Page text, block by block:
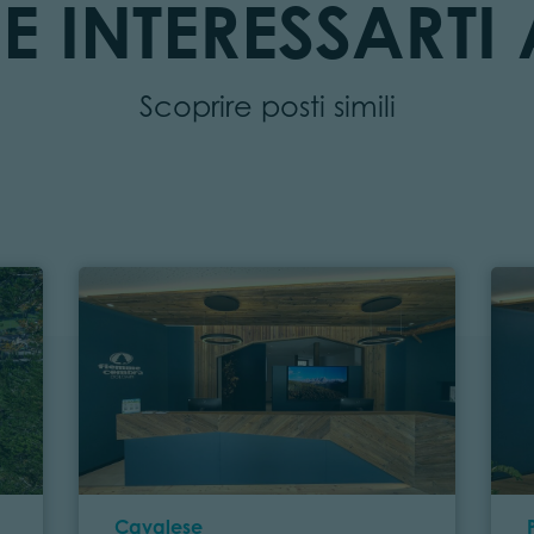
Scoprire posti simili
Località
Cavalese